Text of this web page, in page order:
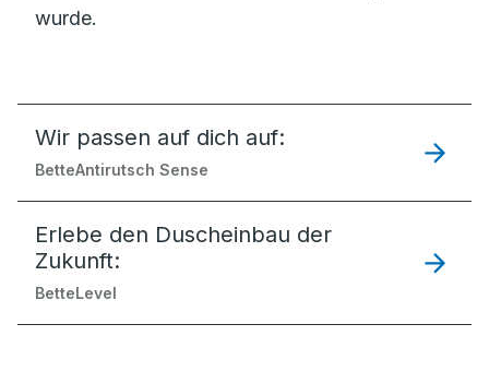
wurde.
Wir passen auf dich auf:
BetteAntirutsch Sense
Erlebe den Duscheinbau der
Zukunft:
BetteLevel